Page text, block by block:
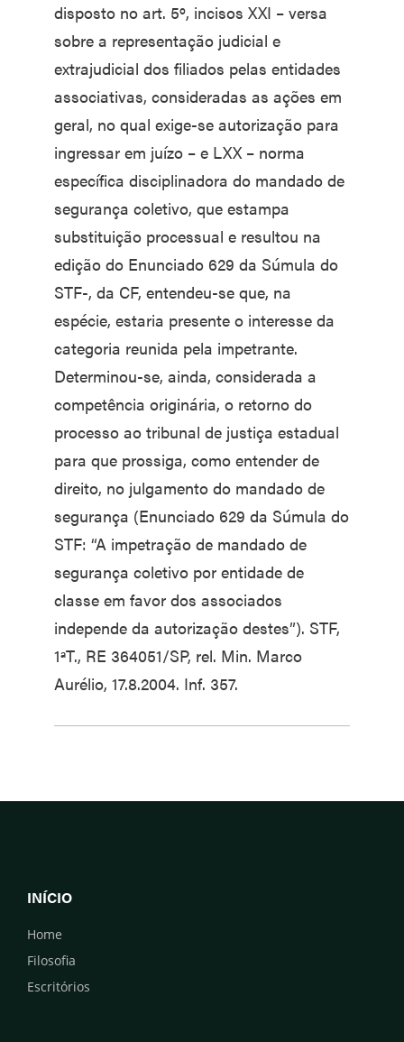
disposto no art. 5º, incisos XXI – versa
sobre a representação judicial e
extrajudicial dos filiados pelas entidades
associativas, consideradas as ações em
geral, no qual exige-se autorização para
ingressar em juízo – e LXX – norma
específica disciplinadora do mandado de
segurança coletivo, que estampa
substituição processual e resultou na
edição do Enunciado 629 da Súmula do
STF-, da CF, entendeu-se que, na
espécie, estaria presente o interesse da
categoria reunida pela impetrante.
Determinou-se, ainda, considerada a
competência originária, o retorno do
processo ao tribunal de justiça estadual
para que prossiga, como entender de
direito, no julgamento do mandado de
segurança (Enunciado 629 da Súmula do
STF: “A impetração de mandado de
segurança coletivo por entidade de
classe em favor dos associados
independe da autorização destes”). STF,
1ªT., RE 364051/SP, rel. Min. Marco
Aurélio, 17.8.2004. Inf. 357.
INÍCIO
Home
Filosofia
Escritórios